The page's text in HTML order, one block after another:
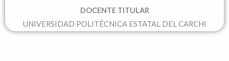
DOCENTE TITULAR
UNIVERSIDAD POLITÉCNICA ESTATAL DEL CARCHI